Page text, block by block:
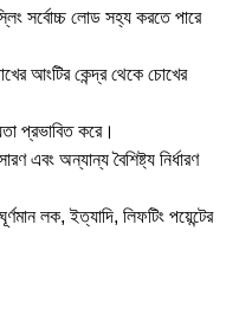
সর্বোচ্চ লোড সহ্য করতে পারে
আংটির কেন্দ্র থেকে চোখের
প্রভাবিত করে।
এবং অন্যান্য বৈশিষ্ট্য নির্ধারণ
লক, ইত্যাদি, লিফটিং পয়েন্টের